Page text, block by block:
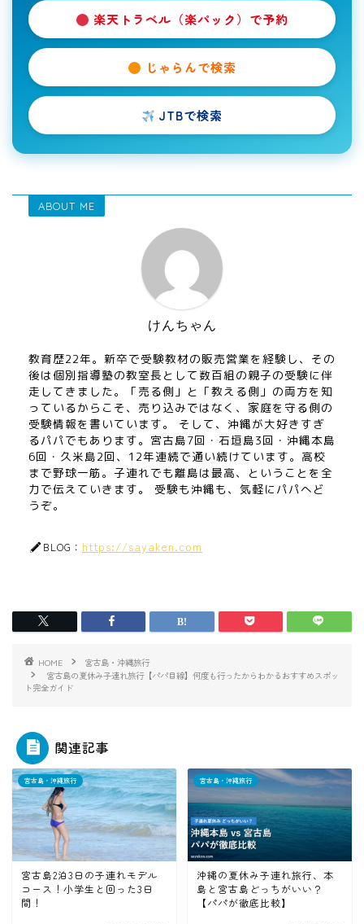
楽天トラベル（楽パック）で予約
じゃらんで検索
JTBで検索
ABOUT ME
けんちゃん
教育歴22年。新卒で受験教材の販売営業を経験し、その
後は個別指導塾の教室長として数百組の親子の受験に伴
走してきました。「売る側」と「教える側」の両方を知
っているからこそ、売り込みではなく、家庭を守る側の
受験情報を書いています。 そして、沖縄が大好きすぎ
るパパでもあります。宮古島7回・石垣島3回・沖縄本島
6回・久米島2回、12年連続で通い続けています。高校
まで野球一筋。子連れでも離島は最高、ということを全
力で伝えていきます。 受験も沖縄も、気軽にパパへど
うぞ。
BLOG： https://sayaken.com
HOME
宮古島・沖縄旅行
宮古島の夏休み子連れ旅行【パパ目線】何度も行ったからわかるおすすめスポッ
ト完全ガイド
関連記事
宮古島・沖縄旅行
宮古島2泊3日の子連れモデル
コース！小学生と回った3日
間！
宮古島・沖縄旅行
沖縄の夏休み子連れ旅行、本
島と宮古島どっちがいい？
【パパが徹底比較】